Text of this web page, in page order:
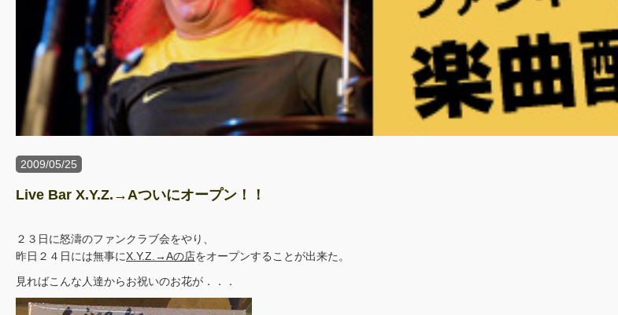
2009/05/25
Live Bar X.Y.Z.→Aついにオープン！！
２３日に怒濤のファンクラブ会をやり、
昨日２４日には無事にX.Y.Z.→Aの店をオープンすることが出来た。
見ればこんな人達からお祝いのお花が．．．